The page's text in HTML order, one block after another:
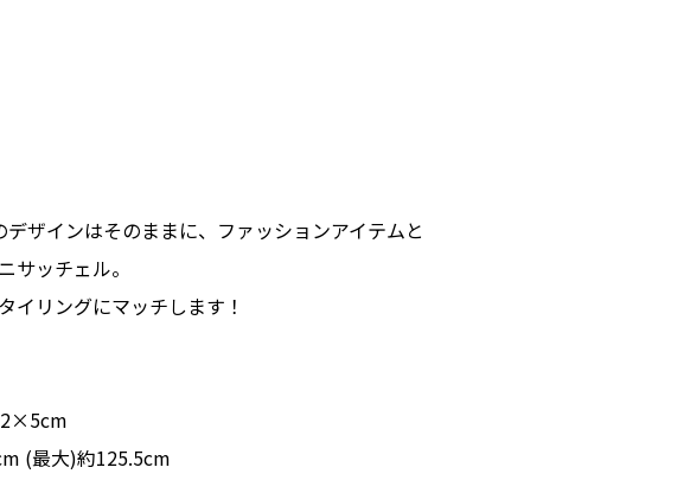
ザインはそのままに、ファッションアイテムと
サッチェル。
イリングにマッチします！
(最大)約125.5cm